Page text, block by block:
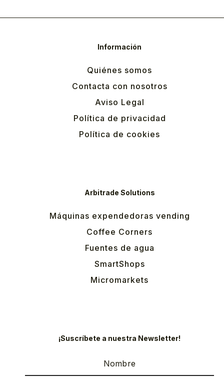
Información
Quiénes somos
Contacta con nosotros
Aviso Legal
Política de privacidad
Política de cookies
Arbitrade Solutions
Máquinas expendedoras vending
Coffee Corners
Fuentes de agua
SmartShops
Micromarkets
¡Suscríbete a nuestra Newsletter!